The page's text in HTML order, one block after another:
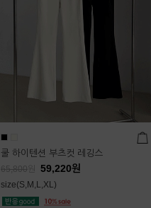
쿨 하이텐션 부츠컷 레깅스
65,800 59,220원
size(S,M,L,XL)